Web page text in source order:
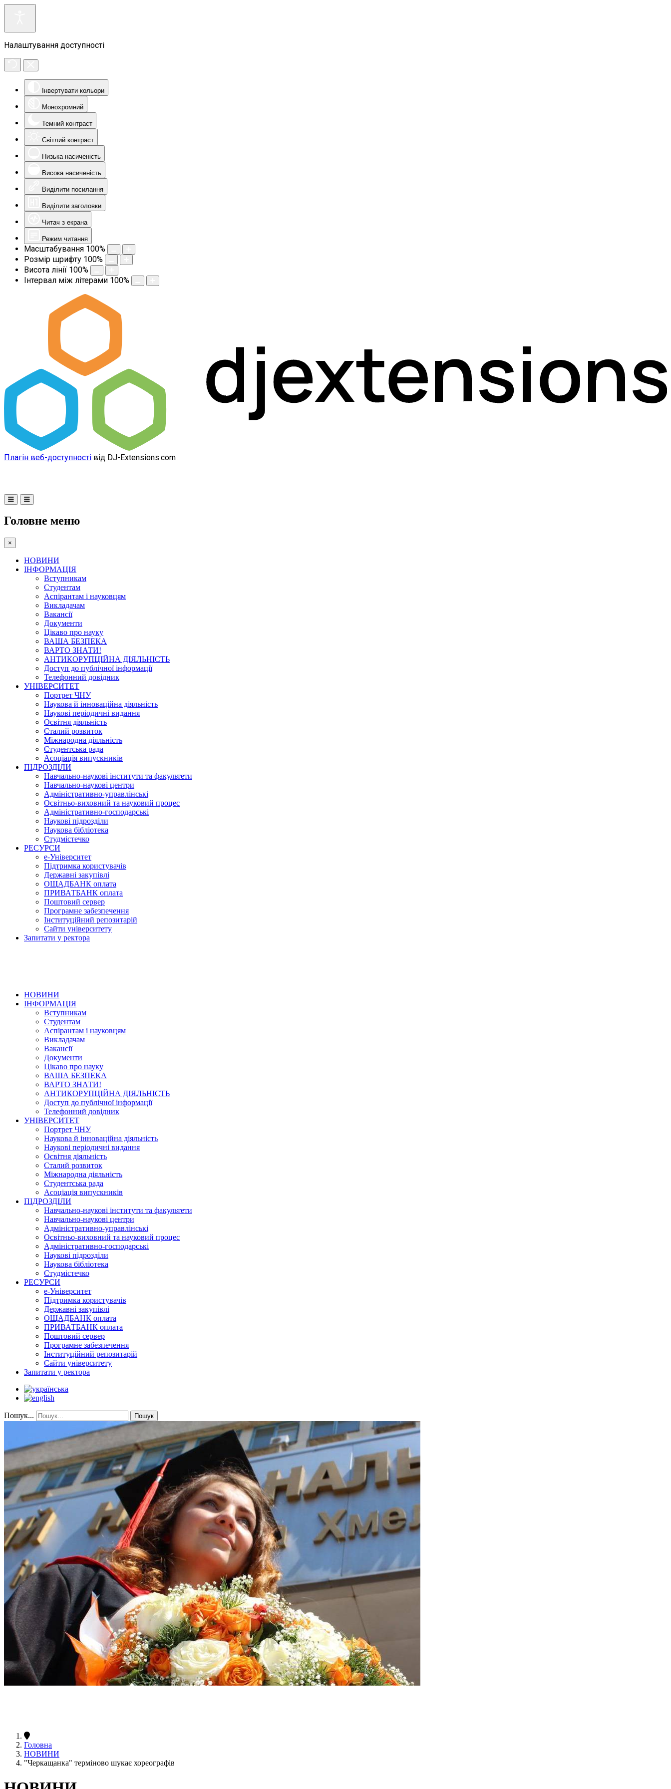
Налаштування доступності
Інвертувати кольори
Монохромний
Темний контраст
Світлий контраст
Низька насиченість
Висока насиченість
Виділити посилання
Виділити заголовки
Читач з екрана
Режим читання
Масштабування 100%
Розмір шрифту 100%
Висота лінії 100%
Інтервал між літерами 100%
Плагін веб-доступності від DJ-Extensions.com
Головне меню
×
НОВИНИ
ІНФОРМАЦІЯ
Вступникам
Студентам
Аспірантам і науковцям
Викладачам
Вакансії
Документи
Цікаво про науку
ВАША БЕЗПЕКА
ВАРТО ЗНАТИ!
АНТИКОРУПЦІЙНА ДІЯЛЬНІСТЬ
Доступ до публічної інформації
Телефонний довідник
УНІВЕРСИТЕТ
Портрет ЧНУ
Наукова й інноваційна діяльність
Наукові періодичні видання
Освітня діяльність
Сталий розвиток
Міжнародна діяльність
Студентська рада
Асоціація випускників
ПІДРОЗДІЛИ
Навчально-наукові інститути та факультети
Навчально-наукові центри
Адміністративно-управлінські
Освітньо-виховний та науковий процес
Адміністративно-господарські
Наукові підрозділи
Наукова бібліотека
Студмістечко
РЕСУРСИ
е-Університет
Підтримка користувачів
Державні закупівлі
ОЩАДБАНК оплата
ПРИВАТБАНК оплата
Поштовий сервер
Програмне забезпечення
Інституційний репозитарій
Сайти університету
Запитати у ректора
НОВИНИ
ІНФОРМАЦІЯ
Вступникам
Студентам
Аспірантам і науковцям
Викладачам
Вакансії
Документи
Цікаво про науку
ВАША БЕЗПЕКА
ВАРТО ЗНАТИ!
АНТИКОРУПЦІЙНА ДІЯЛЬНІСТЬ
Доступ до публічної інформації
Телефонний довідник
УНІВЕРСИТЕТ
Портрет ЧНУ
Наукова й інноваційна діяльність
Наукові періодичні видання
Освітня діяльність
Сталий розвиток
Міжнародна діяльність
Студентська рада
Асоціація випускників
ПІДРОЗДІЛИ
Навчально-наукові інститути та факультети
Навчально-наукові центри
Адміністративно-управлінські
Освітньо-виховний та науковий процес
Адміністративно-господарські
Наукові підрозділи
Наукова бібліотека
Студмістечко
РЕСУРСИ
е-Університет
Підтримка користувачів
Державні закупівлі
ОЩАДБАНК оплата
ПРИВАТБАНК оплата
Поштовий сервер
Програмне забезпечення
Інституційний репозитарій
Сайти університету
Запитати у ректора
Пошук... Пошук
Головна
НОВИНИ
"Черкащанка" терміново шукає хореографів